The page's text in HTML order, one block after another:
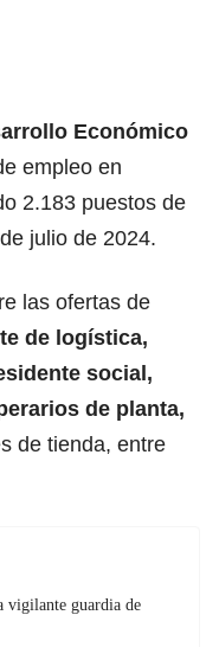
Económico
empleo en
2.183 puestos de
julio de 2024.
las ofertas de
de logística,
social,
de planta,
de tienda, entre
vigilante guardia de